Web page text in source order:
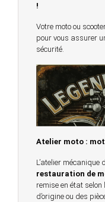
!
Votre moto ou
pour vous assurer
sécurité.
Atelier moto :
L’atelier mécanique
restauration de
remise en état selon
d’origine ou des